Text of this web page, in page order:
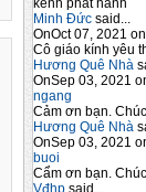
Minh Đức said...
OnOct 07, 2021 on
Cô giáo kính yêu
Hương Quê Nhà
OnSep 03, 2021
ngang
Cảm ơn bạn.
Hương Quê Nhà
OnSep 03, 2021
buoi
Cẩm ơn bạn.
Vđhp said...